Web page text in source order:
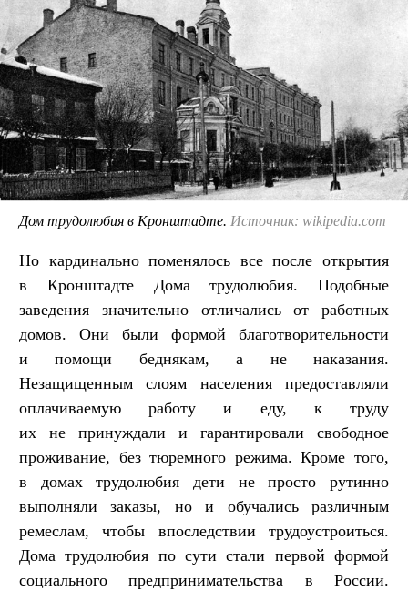
Дом трудолюбия в Кронштадте. Источник: wikipedia.com
Но кардинально поменялось все после открытия
в Кронштадте Дома трудолюбия. Подобные
заведения значительно отличались от работных
домов. Они были формой благотворительности
и помощи беднякам, а не наказания.
Незащищенным слоям населения предоставляли
оплачиваемую работу и еду, к труду
их не принуждали и гарантировали свободное
проживание, без тюремного режима. Кроме того,
в домах трудолюбия дети не просто рутинно
выполняли заказы, но и обучались различным
ремеслам, чтобы впоследствии трудоустроиться.
Дома трудолюбия по сути стали первой формой
социального предпринимательства в России.